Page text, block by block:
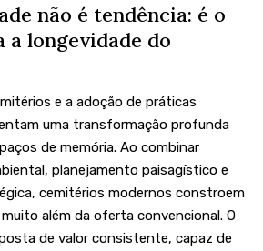
não é tendência: é o
a longevidade do
e a adoção de práticas
uma transformação profunda
de memória. Ao combinar
planejamento paisagístico e
cemitérios modernos constroem
além da oferta convencional. O
de valor consistente, capaz de